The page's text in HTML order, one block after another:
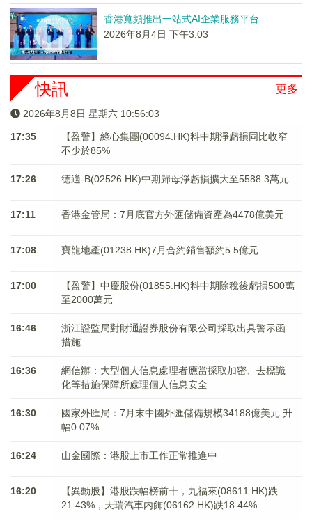
香港寬頻推出一站式AI企業服務平台
2026年8月4日 下午3:03
更多
快訊
2026年8月8日 星期六 10:56:03
17:35
【盈警】綠心集團(00094.HK)料中期淨虧損同比收窄
不少於85%
17:26 德適-B(02526.HK)中期歸母淨虧損擴大至5588.3萬元
17:11 香港金管局：7月底官方外匯儲備資產為4478億美元
17:08 寶龍地產(01238.HK)7月合約銷售額約5.5億元
17:00
【盈警】中慶股份(01855.HK)料中期除稅後虧損500萬
至2000萬元
16:46
浙江證監局對財通證券股份有限公司採取出具警示函
措施
16:36
網信辦：大型個人信息處理者應當採取加密、去標識
化等措施保障所處理個人信息安全
16:30
國家外匯局：7月末中國外匯儲備規模34188億美元 升
幅0.07%
16:24 山金國際：港股上市工作正常推進中
16:20
【異動股】港股跌幅榜前十，九福來(08611.HK)跌
21.43%，天瑞汽車内飾(06162.HK)跌18.44%